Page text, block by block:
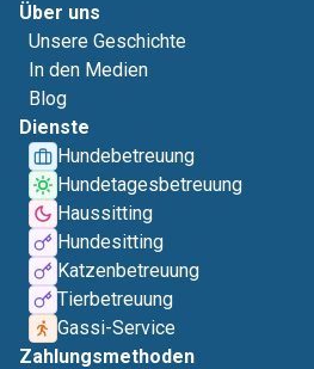
Über uns
Unsere Geschichte
In den Medien
Blog
Dienste
Hundebetreuung
Hundetagesbetreuung
Haussitting
Hundesitting
Katzenbetreuung
Tierbetreuung
Gassi-Service
Zahlungsmethoden